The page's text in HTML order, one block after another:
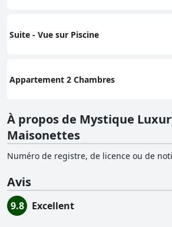
Suite - Vue sur Piscine
Appartement 2 Chambres
À propos de Mystique
Maisonettes
Numéro de registre, de licence ou de
Avis
9.8 Excellent